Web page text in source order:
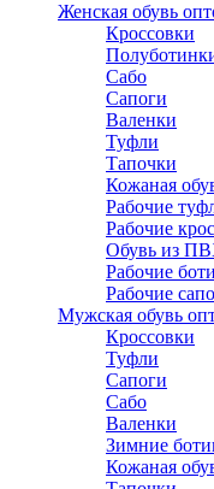
Женская обувь
Кроссовки
Сабо
Сапоги
Валенки
Туфли
Тапочки
Кожаная
Рабочие
Рабочие
Обувь из
Рабочие
Рабочие
Мужская обувь
Кроссовки
Туфли
Сапоги
Сабо
Валенки
Зимние
Кожаная